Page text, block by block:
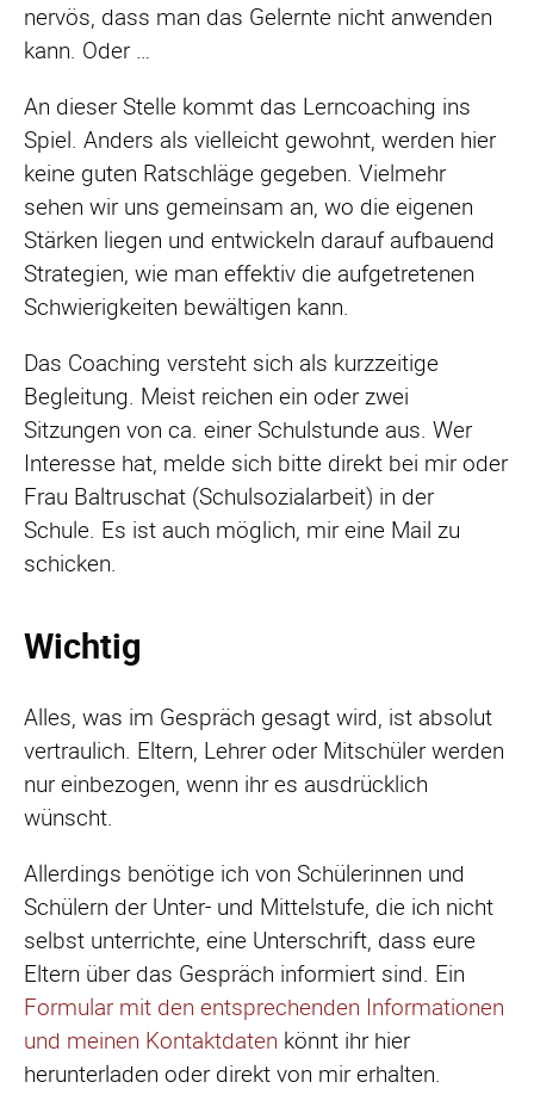
nervös, dass man das Gelernte nicht anwenden
kann. Oder …
An dieser Stelle kommt das Lerncoaching ins
Spiel. Anders als vielleicht gewohnt, werden hier
keine guten Ratschläge gegeben. Vielmehr
sehen wir uns gemeinsam an, wo die eigenen
Stärken liegen und entwickeln darauf aufbauend
Strategien, wie man effektiv die aufgetretenen
Schwierigkeiten bewältigen kann.
Das Coaching versteht sich als kurzzeitige
Begleitung. Meist reichen ein oder zwei
Sitzungen von ca. einer Schulstunde aus. Wer
Interesse hat, melde sich bitte direkt bei mir oder
Frau Baltruschat (Schulsozialarbeit) in der
Schule. Es ist auch möglich, mir eine Mail zu
schicken.
Wichtig
Alles, was im Gespräch gesagt wird, ist absolut
vertraulich. Eltern, Lehrer oder Mitschüler werden
nur einbezogen, wenn ihr es ausdrücklich
wünscht.
Allerdings benötige ich von Schülerinnen und
Schülern der Unter- und Mittelstufe, die ich nicht
selbst unterrichte, eine Unterschrift, dass eure
Eltern über das Gespräch informiert sind. Ein
Formular mit den entsprechenden Informationen
und meinen Kontaktdaten könnt ihr hier
herunterladen oder direkt von mir erhalten.